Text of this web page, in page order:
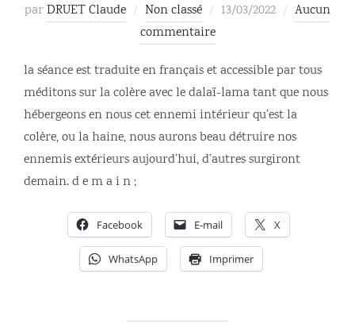
parDRUET Claude Non classé
Publié
13/03/2022
Aucun
commentaire
la séance est traduite en français et accessible par tous
méditons sur la colère avec le dalaï-lama tant que nous
hébergeons en nous cet ennemi intérieur qu’est la
colère, ou la haine, nous aurons beau détruire nos
ennemis extérieurs aujourd’hui, d’autres surgiront
demain. d e m a i n ;
Facebook E-mail X
WhatsApp Imprimer